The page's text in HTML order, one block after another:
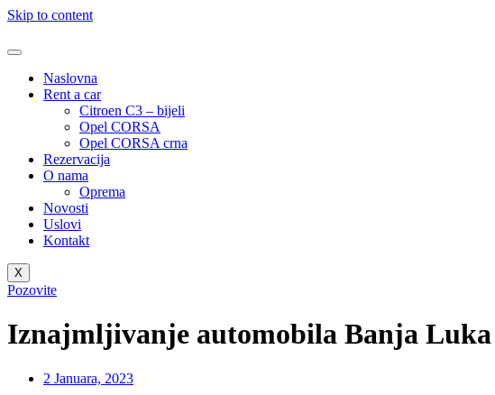
Skip to content
Naslovna
Rent a car
Citroen C3 – bijeli
Opel CORSA
Opel CORSA crna
Rezervacija
O nama
Oprema
Novosti
Uslovi
Kontakt
X
Pozovite
Iznajmljivanje automobila Banja Luka
2 Januara, 2023